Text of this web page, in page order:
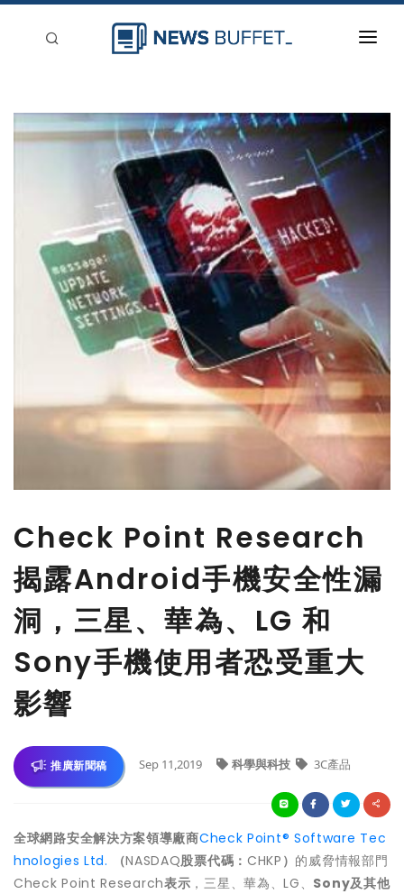
新聞稿分類
Check Point Research
揭露Android手機安全性漏
洞，三星、華為、LG 和
Sony手機使用者恐受重大
影響
推廣新聞稿 Sep 11,2019 科學與科技 3C產品
全球網路安全解決方案領導廠商Check Point® Software Tec
hnologies Ltd.
（NASDAQ股票代碼： CHKP ） 的威脅情報部門
Check Point Research表示 ，三星、華為、LG、 Sony及其他